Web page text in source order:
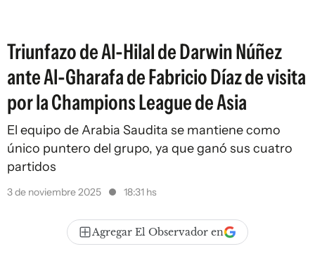
Triunfazo de Al-Hilal de Darwin Núñez
ante Al-Gharafa de Fabricio Díaz de visita
por la Champions League de Asia
El equipo de Arabia Saudita se mantiene como
único puntero del grupo, ya que ganó sus cuatro
partidos
3 de noviembre 2025 18:31 hs
Agregar El Observador en